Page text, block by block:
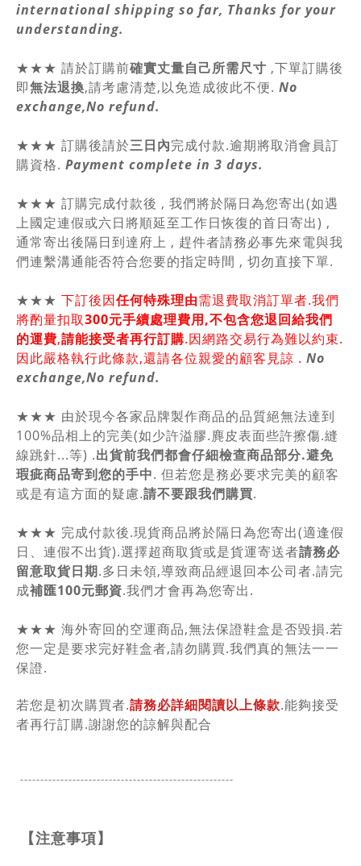
international shipping so far, Thanks for your
understanding.
★★★ 請於訂購前確實丈量自己所需尺寸 ,下單訂購後
即無法退換,請考慮清楚,以免造成彼此不便. No
exchange,No refund.
★★★ 訂購後請於三日內完成付款.逾期將取消會員訂
購資格. Payment complete in 3 days.
★★★ 訂購完成付款後 , 我們將於隔日為您寄出(如遇
上國定連假或六日將順延至工作日恢復的首日寄出) ,
通常寄出後隔日到達府上 , 趕件者請務必事先來電與我
們連繫溝通能否符合您要的指定時間 , 切勿直接下單.
★★★ 下訂後因任何特殊理由需退費取消訂單者.我們
將酌量扣取300元手續處理費用,不包含您退回給我們
的運費,請能接受者再行訂購.因網路交易行為難以約束.
因此嚴格執行此條款,還請各位親愛的顧客見諒 . No
exchange,No refund.
★★★ 由於現今各家品牌製作商品的品質絕無法達到
100%品相上的完美(如少許溢膠.麂皮表面些許擦傷.縫
線跳針...等) .出貨前我們都會仔細檢查商品部分.避免
瑕疵商品寄到您的手中. 但若您是務必要求完美的顧客
或是有這方面的疑慮.請不要跟我們購買.
★★★ 完成付款後.現貨商品將於隔日為您寄出(適逢假
日、連假不出貨).選擇超商取貨或是貨運寄送者請務必
留意取貨日期.多日未領,導致商品經退回本公司者.請完
成補匯100元郵資.我們才會再為您寄出.
★★★ 海外寄回的空運商品,無法保證鞋盒是否毀損.若
您一定是要求完好鞋盒者,請勿購買.我們真的無法一一
保證.
若您是初次購買者.請務必詳細閱讀以上條款.能夠接受
者再行訂購.謝謝您的諒解與配合
-----------------------------------------------------
【注意事項】